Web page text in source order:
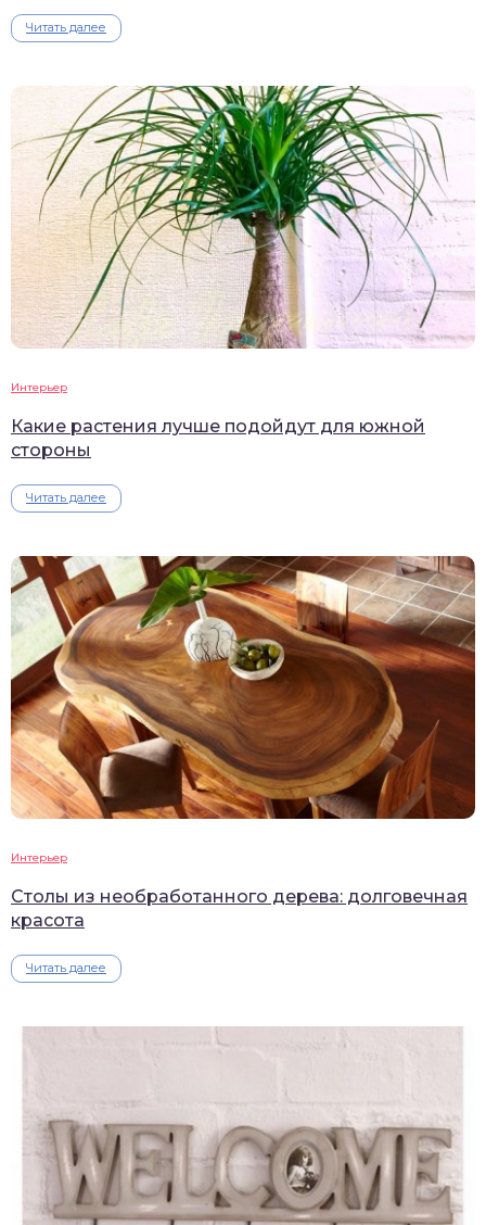
Читать далее
Интерьер
Какие растения лучше подойдут для южной
стороны
Читать далее
Интерьер
Столы из необработанного дерева: долговечная
красота
Читать далее